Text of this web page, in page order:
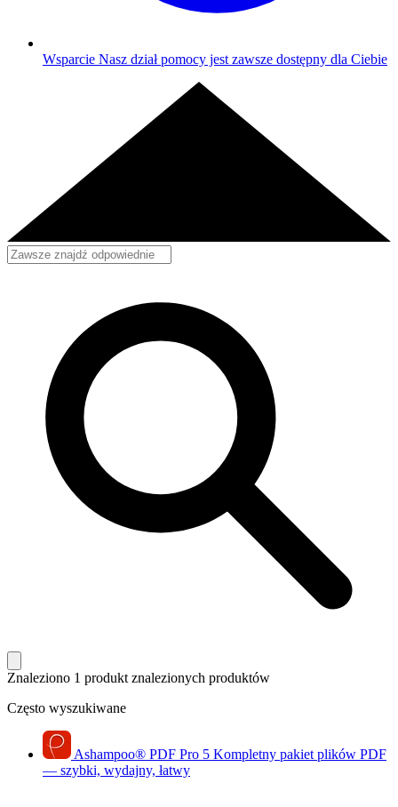
Wsparcie Nasz dział pomocy jest zawsze dostępny dla Ciebie
Znaleziono 1 produkt znalezionych produktów
Często wyszukiwane
Ashampoo® PDF Pro 5 Kompletny pakiet plików PDF
— szybki, wydajny, łatwy